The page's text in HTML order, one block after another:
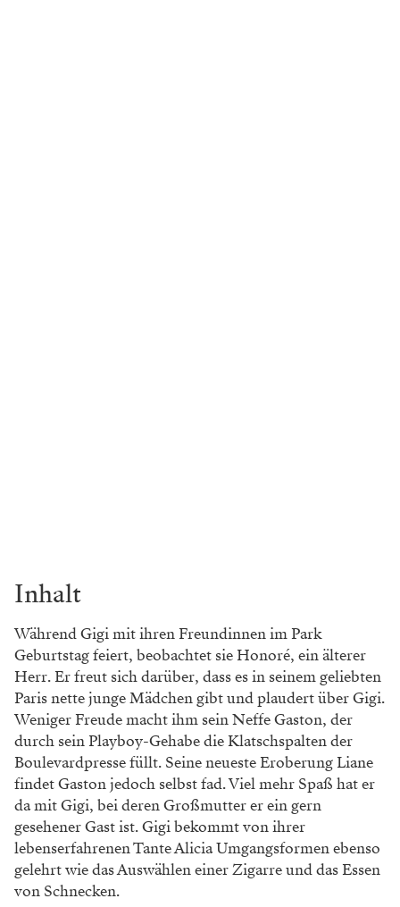
Inhalt
Während Gigi mit ihren Freundinnen im Park
Geburtstag feiert, beobachtet sie Honoré, ein älterer
Herr. Er freut sich darüber, dass es in seinem geliebten
Paris nette junge Mädchen gibt und plaudert über Gigi.
Weniger Freude macht ihm sein Neffe Gaston, der
durch sein Playboy-Gehabe die Klatschspalten der
Boulevardpresse füllt. Seine neueste Eroberung Liane
findet Gaston jedoch selbst fad. Viel mehr Spaß hat er
da mit Gigi, bei deren Großmutter er ein gern
gesehener Gast ist. Gigi bekommt von ihrer
lebenserfahrenen Tante Alicia Umgangsformen ebenso
gelehrt wie das Auswählen einer Zigarre und das Essen
von Schnecken.